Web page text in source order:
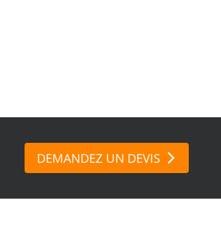
DEMANDEZ UN DEVIS